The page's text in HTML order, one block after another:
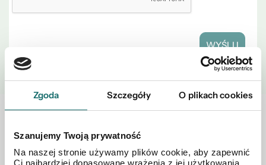
Zgoda Szczegóły O plikach cookies
Szanujemy Twoją prywatność
Na naszej stronie używamy plików cookie, aby zapewnić
Ci najbardziej dopasowane wrażenia z jej użytkowania
WYŚLIJ
Zobacz również w okolicy